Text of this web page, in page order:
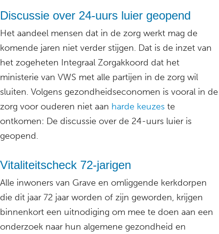
Discussie over 24-uurs luier geopend
Het aandeel mensen dat in de zorg werkt mag de
komende jaren niet verder stijgen. Dat is de inzet van
het zogeheten Integraal Zorgakkoord dat het
ministerie van VWS met alle partijen in de zorg wil
sluiten. Volgens gezondheidseconomen is vooral in de
zorg voor ouderen niet aan harde keuzes te
ontkomen: De discussie over de 24-uurs luier is
geopend.
Vitaliteitscheck 72-jarigen
Alle inwoners van Grave en omliggende kerkdorpen
die dit jaar 72 jaar worden of zijn geworden, krijgen
binnenkort een uitnodiging om mee te doen aan een
onderzoek naar hun algemene gezondheid en